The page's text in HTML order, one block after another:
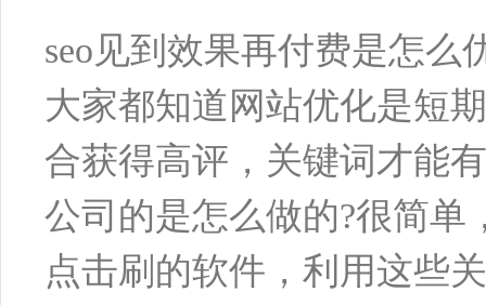
seo见到效果再付费是怎么
大家都知道网站优化是短
合获得高评，关键词才能
公司的是怎么做的?很简
点击刷的软件，利用这些